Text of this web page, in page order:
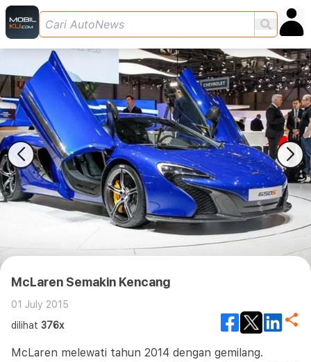
McLaren Semakin Kencang
01 July 2015
dilihat 376x
McLaren melewati tahun 2014 dengan gemilang.